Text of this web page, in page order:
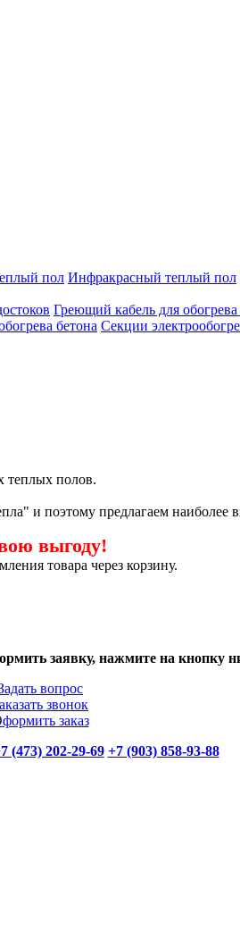
пол Инфракрасный теплый пол
Греющий кабель для
бетона Секции
теплых полов.
и поэтому предлагаем наиболее
выгоду!
товара через корзину.
заявку, нажмите на кнопку
вопрос
звонок
заказ
(473) 202-29-69 +7 (903) 858-93-88